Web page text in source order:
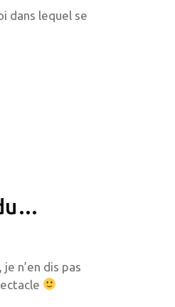
dans lequel se
n’en dis pas